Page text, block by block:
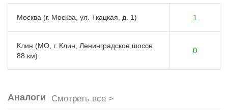
Москва (г. Москва, ул. Ткацкая, д. 1) 1
Клин (МО, г. Клин, Ленинградское шоссе
88 км)
0
Аналоги Смотреть все >